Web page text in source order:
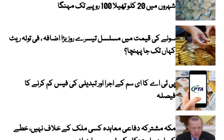
شہروں میں 20 کلو تھیلا 100 روپے تک مہنگا
سونے کی قیمت میں مسلسل تیسرے روز بڑا اضافہ ، فی تولہ ریٹ
کہاں تک جا پہنچا؟
پی ٹی اے کا ای سم کے اجرا اور تبدیلی کی فیس کم کرنے کا
فیصلہ
مکہ مشترکہ دفاعی معاہدہ کسی ملک کے خلاف نہیں، خطے